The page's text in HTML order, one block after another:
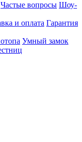
Частые вопросы Шоу-
и оплата Гарантия
Умный замок